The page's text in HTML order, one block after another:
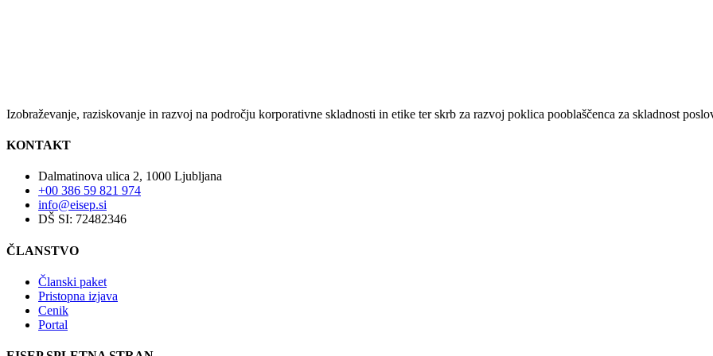
Izobraževanje, raziskovanje in razvoj na področju korporativne skladnosti in etike ter skrb za razvoj poklica pooblaščenca za skladnost
KONTAKT
Dalmatinova ulica 2, 1000 Ljubljana
+00 386 59 821 974
info@eisep.si
DŠ SI: 72482346
ČLANSTVO
Članski paket
Pristopna izjava
Cenik
Portal